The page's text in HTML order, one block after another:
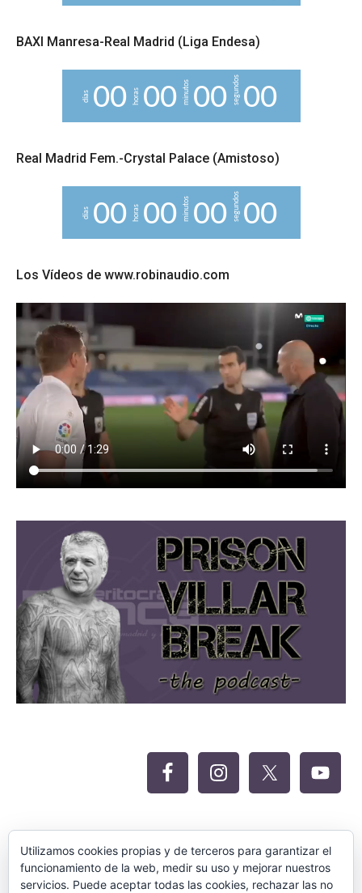
BAXI Manresa-Real Madrid (Liga Endesa)
días 00 horas 00 minutos 00segundos00
Real Madrid Fem.-Crystal Palace (Amistoso)
días 00 horas 00 minutos 00segundos00
Los Vídeos de www.robinaudio.com
Utilizamos cookies propias y de terceros para garantizar el
funcionamiento de la web, medir su uso y mejorar nuestros
servicios. Puede aceptar todas las cookies, rechazar las no